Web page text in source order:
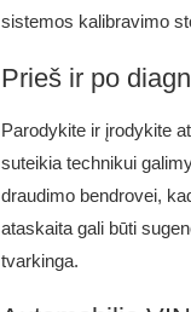
sistemos kalibravimo
Prieš ir po
Parodykite ir įrodykite
suteikia technikui
draudimo bendrovei,
ataskaita gali būti
tvarkinga.